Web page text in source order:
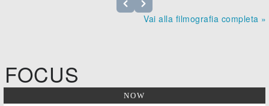
Vai alla filmografia completa »
FOCUS
NOW